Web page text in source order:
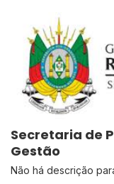
Secretaria de
Gestão
Não há descrição